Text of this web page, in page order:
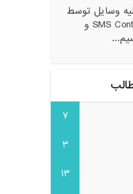
وسایل توسط
مدار SMS Control و
7
3
13